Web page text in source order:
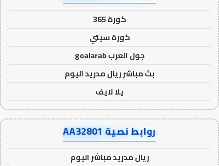
كورة 365
كورة سيتي
جول العرب goalarab
بث مباشر ريال مدريد اليوم
يلا لايف
روابط نصية AA32801
ريال مدريد مباشر اليوم